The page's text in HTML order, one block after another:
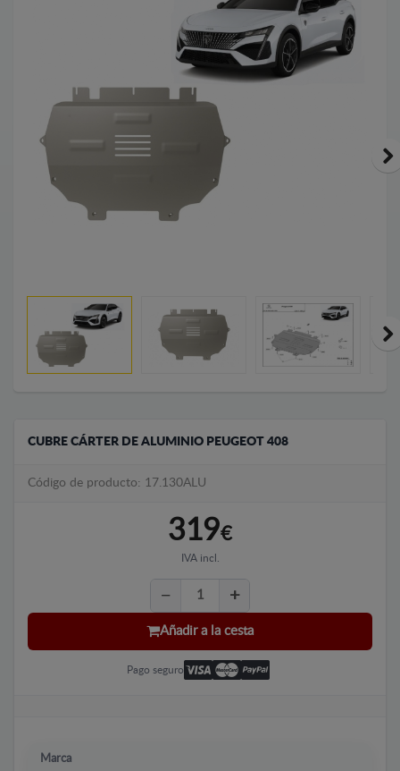
CUBRE CÁRTER DE ALUMINIO PEUGEOT 408
Código de producto: 17.130ALU
319€
IVA incl.
Añadir a la cesta
Pago seguro
Marca